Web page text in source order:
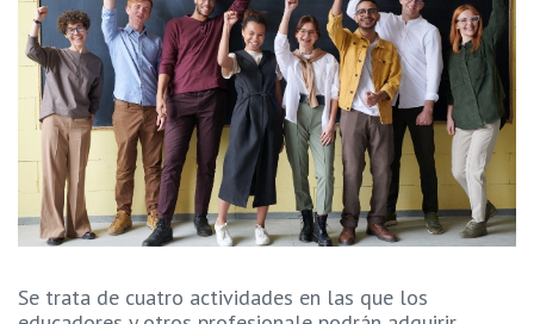
Se trata de cuatro actividades en las que los